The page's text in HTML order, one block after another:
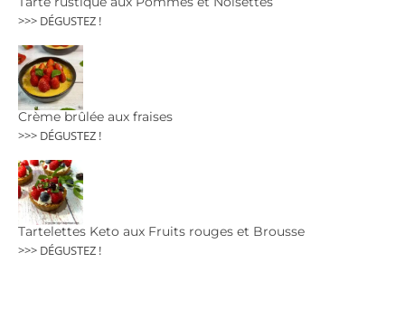
>>> DÉGUSTEZ !
Crème brûlée aux fraises
>>> DÉGUSTEZ !
Tartelettes Keto aux Fruits rouges et Brousse
>>> DÉGUSTEZ !